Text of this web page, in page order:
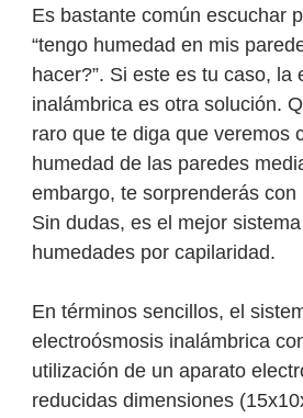
Es bastante común escuchar
“tengo humedad en mis
hacer?”. Si este es tu caso, la
inalámbrica es otra solución.
raro que te diga que veremos
humedad de las paredes
embargo, te sorprenderás con
Sin dudas, es el mejor
humedades por capilaridad.
En términos sencillos, el
electroósmosis inalámbrica
utilización de un aparato
reducidas dimensiones